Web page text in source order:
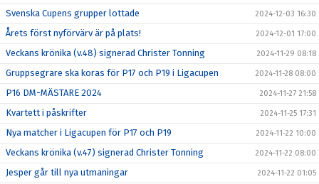
Svenska Cupens grupper lottade 2024-12-03 16:30
Årets först nyförvärv är på plats! 2024-12-01 17:00
Veckans krönika (v.48) signerad Christer Tonning 2024-11-29 08:18
Gruppsegrare ska koras för P17 och P19 i Ligacupen 2024-11-28 08:00
P16 DM-MÄSTARE 2024 2024-11-27 21:58
Kvartett i påskrifter 2024-11-25 17:31
Nya matcher i Ligacupen för P17 och P19 2024-11-22 10:00
Veckans krönika (v.47) signerad Christer Tonning 2024-11-22 08:00
Jesper går till nya utmaningar 2024-11-22 01:05